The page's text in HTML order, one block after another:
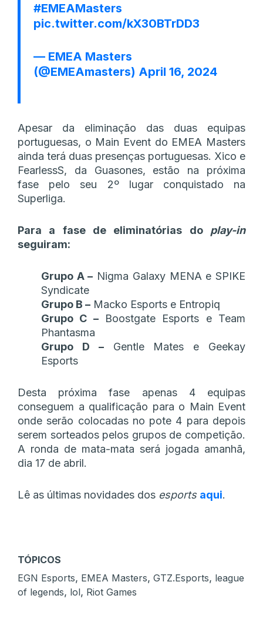
#EMEAMasters
pic.twitter.com/kX30BTrDD3
— EMEA Masters
(@EMEAmasters) April 16, 2024
Apesar da eliminação das duas equipas
portuguesas, o Main Event do EMEA Masters
ainda terá duas presenças portuguesas. Xico e
FearlessS, da Guasones, estão na próxima
fase pelo seu 2º lugar conquistado na
Superliga.
Para a fase de eliminatórias do play-in
seguiram:
Grupo A – Nigma Galaxy MENA e SPIKE
Syndicate
Grupo B – Macko Esports e Entropiq
Grupo C –Boostgate Esports e Team
Phantasma
Grupo D –Gentle Mates e Geekay
Esports
Desta próxima fase apenas 4 equipas
conseguem a qualificação para o Main Event
onde serão colocadas no pote 4 para depois
serem sorteados pelos grupos de competição.
A ronda de mata-mata será jogada amanhã,
dia 17 de abril.
Lê as últimas novidades dos esports aqui.
TÓPICOS
EGN Esports, EMEA Masters, GTZ.Esports, league
of legends, lol, Riot Games